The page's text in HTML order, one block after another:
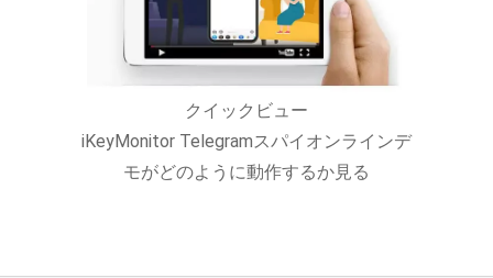
クイックビュー
iKeyMonitor Telegramスパイオンラインデ
モがどのように動作するか見る